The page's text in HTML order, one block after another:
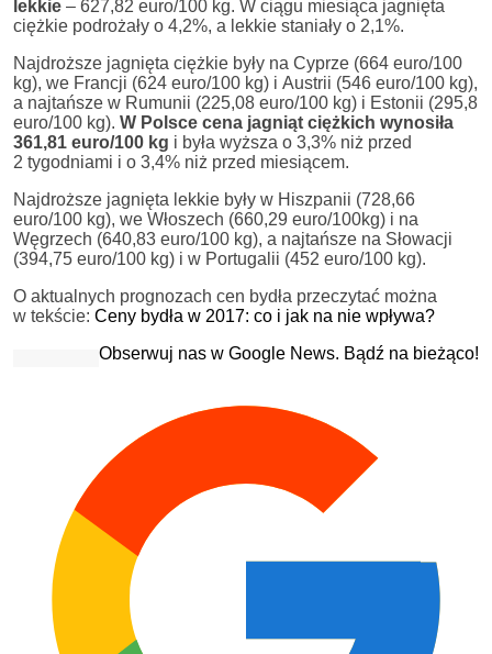
lekkie – 627,82 euro/100 kg. W ciągu miesiąca jagnięta
ciężkie podrożały o 4,2%, a lekkie staniały o 2,1%.
Najdroższe jagnięta ciężkie były na Cyprze (664 euro/100
kg), we Francji (624 euro/100 kg) i Austrii (546 euro/100 kg),
a najtańsze w Rumunii (225,08 euro/100 kg) i Estonii (295,8
euro/100 kg). W Polsce cena jagniąt ciężkich wynosiła
361,81 euro/100 kg i była wyższa o 3,3% niż przed
2 tygodniami i o 3,4% niż przed miesiącem.
Najdroższe jagnięta lekkie były w Hiszpanii (728,66
euro/100 kg), we Włoszech (660,29 euro/100kg) i na
Węgrzech (640,83 euro/100 kg), a najtańsze na Słowacji
(394,75 euro/100 kg) i w Portugalii (452 euro/100 kg).
O aktualnych prognozach cen bydła przeczytać można
w tekście: Ceny bydła w 2017: co i jak na nie wpływa?
Obserwuj nas w Google News. Bądź na bieżąco!